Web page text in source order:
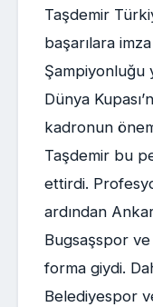
Taşdemir
başarılara
Şampiyonluğu
Dünya
kadronun
Taşdemir bu
ettirdi.
ardından
Bugsaşspor
forma giydi.
Belediyespor